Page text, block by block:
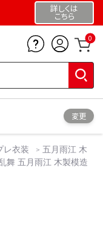
詳しくは
こちら
0
変更
レ衣装
五月雨江 木
舞 五月雨江 木製模造